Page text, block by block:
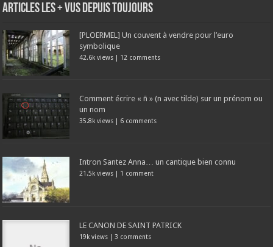
Articles les + vus depuis toujours
[PLOERMEL] Un couvent à vendre pour l’euro
symbolique
42.6k views 12 comments
Comment écrire « ñ » (n avec tilde) sur un prénom ou
un nom
35.8k views 6 comments
Intron Santez Anna… un cantique bien connu
21.5k views 1 comment
LE CANON DE SAINT PATRICK
19k views 3 comments